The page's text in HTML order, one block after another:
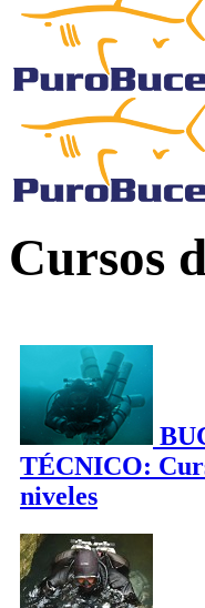
Cursos
TÉCNICO:
niveles